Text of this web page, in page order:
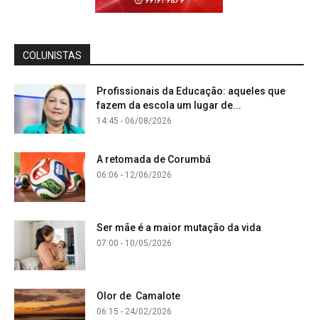
COLUNISTAS
Profissionais da Educação: aqueles que
fazem da escola um lugar de...
14:45 - 06/08/2026
A retomada de Corumbá
06:06 - 12/06/2026
Ser mãe é a maior mutação da vida
07:00 - 10/05/2026
Olor de Camalote
06:15 - 24/02/2026